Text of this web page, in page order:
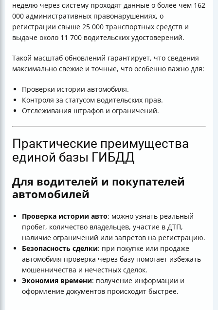
неделю через систему проходят данные о более чем 162
000 административных правонарушениях, о
регистрации свыше 25 000 транспортных средств и
выдаче около 11 700 водительских удостоверений.
Такой масштаб обновлений гарантирует, что сведения
максимально свежие и точные, что особенно важно для:
Проверки истории автомобиля.
Контроля за статусом водительских прав.
Отслеживания штрафов и ограничений.
Практические преимущества
единой базы ГИБДД
Для водителей и покупателей
автомобилей
Проверка истории авто: можно узнать реальный
пробег, количество владельцев, участие в ДТП,
наличие ограничений или запретов на регистрацию.
Безопасность сделки: при покупке или продаже
автомобиля проверка через базу помогает избежать
мошенничества и нечестных сделок.
Экономия времени: получение информации и
оформление документов происходит быстрее.